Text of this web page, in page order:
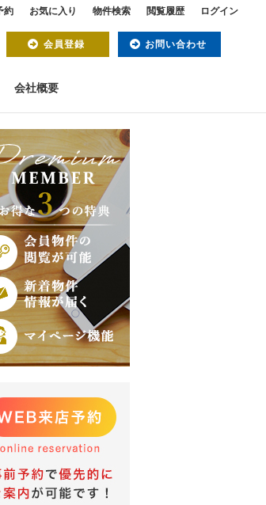
約 お気に入り 物件検索 閲覧履歴 ログイン
会員登録 お問い合わせ
会社概要